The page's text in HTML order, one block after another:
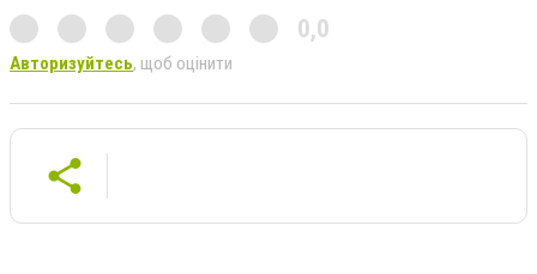
0,0
Авторизуйтесь, щоб оцінити